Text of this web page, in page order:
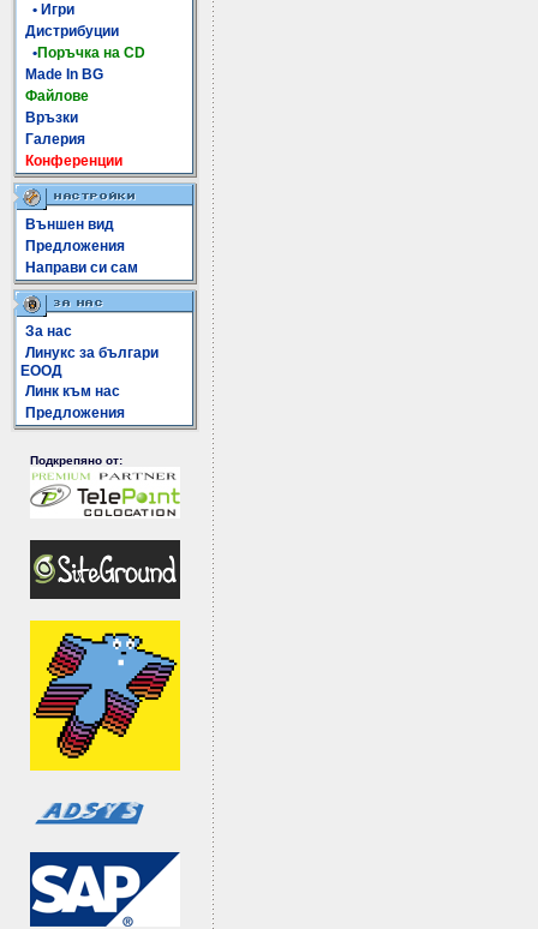
• Игри
Дистрибуции
•Поръчка на CD
Made In BG
Файлове
Връзки
Галерия
Конференции
Външен вид
Предложения
Направи си сам
За нас
Линукс за българи
ЕООД
Линк към нас
Предложения
Подкрепяно от: